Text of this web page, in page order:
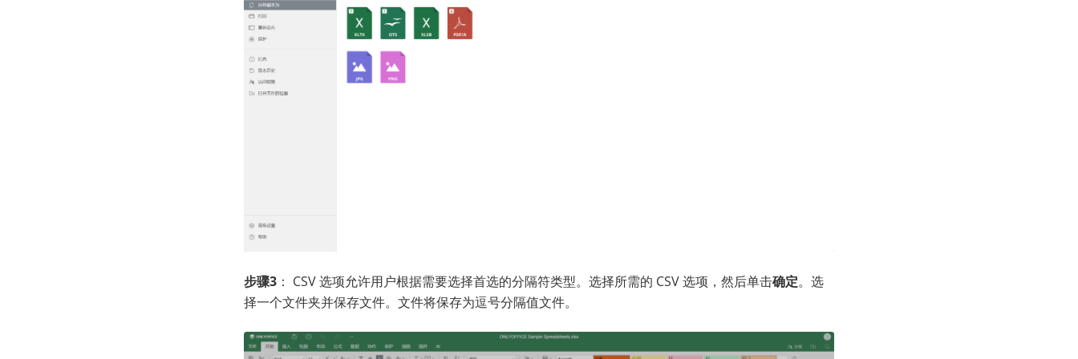
步骤3 ： CSV 选项允许用户根据需要选择首选的分隔符类型。选择所需的 CSV 选项，然后单击确定。选
择一个文件夹并保存文件。文件将保存为逗号分隔值文件。